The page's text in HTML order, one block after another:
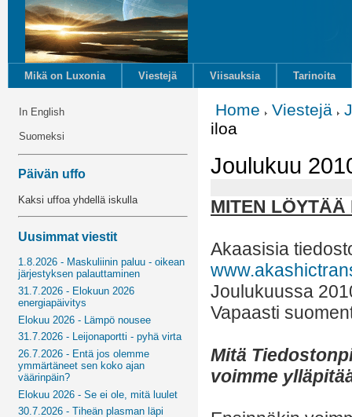
Mikä on Luxonia Viestejä Viisauksia Tarinoita
In English
Suomeksi
Päivän uffo
Kaksi uffoa yhdellä iskulla
Uusimmat viestit
1.8.2026 - Maskuliinin paluu - oikean
järjestyksen palauttaminen
31.7.2026 - Elokuun 2026
energiapäivitys
Elokuu 2026 - Lämpö nousee
31.7.2026 - Leijonaportti - pyhä virta
26.7.2026 - Entä jos olemme
ymmärtäneet sen koko ajan
väärinpäin?
Elokuu 2026 - Se ei ole, mitä luulet
30.7.2026 - Tiheän plasman läpi
Home Viestejä
iloa
Joulukuu
MITEN
Akaasisia
Joulukuussa
Vapaasti
Mitä
voimme